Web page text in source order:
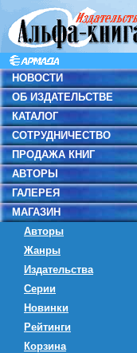
НОВОСТИ
ОБ ИЗДАТЕЛЬСТВЕ
КАТАЛОГ
СОТРУДНИЧЕСТВО
ПРОДАЖА КНИГ
АВТОРЫ
ГАЛЕРЕЯ
МАГАЗИН
Авторы
Жанры
Издательства
Серии
Новинки
Рейтинги
Корзина